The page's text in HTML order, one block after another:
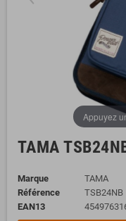
Appuyez
TAMA
Marque
TAMA
Référence
TSB24NB
EAN13